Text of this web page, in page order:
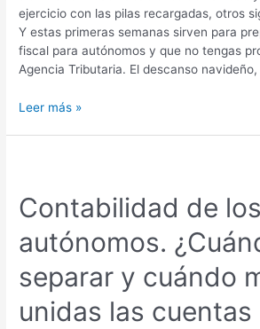
ejercicio con las pilas recargadas, otros
Y estas primeras semanas sirven para
fiscal para autónomos y que no tengas
Agencia Tributaria. El descanso
Leer más »
Contabilidad de los
autónomos.
separar y cuándo
unidas las cuentas
los
autónomos.
¿Cuándo
separar
y
cuándo
mantener